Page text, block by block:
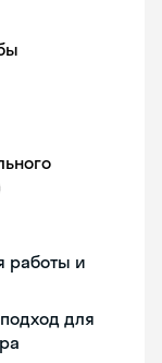
работы и
для